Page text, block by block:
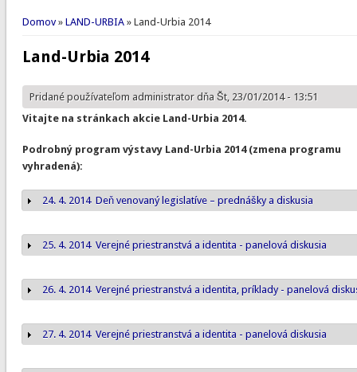
Nachádzate sa tu
Domov» LAND-URBIA» Land-Urbia 2014
Land-Urbia 2014
Pridané používateľom administratordňa Št, 23/01/2014 - 13:51
Vitajte na stránkach akcie Land-Urbia 2014.
Podrobný program výstavy Land-Urbia 2014 (zmena programu
vyhradená):
Zobraziť
24. 4. 2014 Deň venovaný legislatíve – prednášky a diskusia
Zobraziť
25. 4. 2014 Verejné priestranstvá a identita - panelová diskusia
Zobraziť
26. 4. 2014 Verejné priestranstvá a identita, príklady - panelová
Zobraziť
27. 4. 2014 Verejné priestranstvá a identita - panelová diskusia